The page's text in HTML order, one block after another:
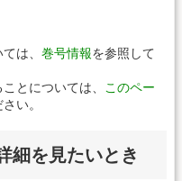
は、 巻号情報を参照して
とについては、
このペー
い。
細を見たいとき